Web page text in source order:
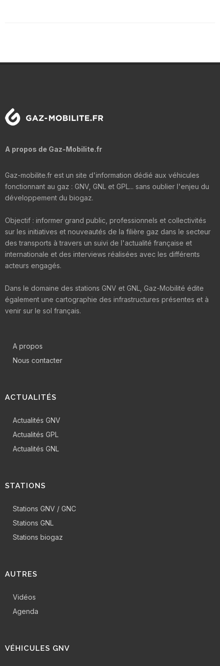
A propos de Gaz-Mobilite.fr
Gaz-mobilite.fr est un site d'information dédié aux véhicules
fonctionnant au gaz : GNV, GNL et GPL... sans oublier l'enjeu du
développement du biogaz.
Objectif : informer grand public, professionnels et collectivités
sur les initiatives et nouveautés de la filière gaz dans le secteur
des transports à travers un suivi de l'actualité française et
internationale et des interviews réalisées avec les différents
acteurs engagés.
Dans le domaine des stations GNV et GNL, Gaz-Mobilité édite
également une cartographie des infrastructures présentes et à
venir sur le sol français.
A propos
Nous contacter
ACTUALITÉS
Actualités GNV
Actualités GPL
Actualités GNL
STATIONS
Stations GNV / GNC
Stations GNL
Stations biogaz
AUTRES
Vidéos
Agenda
VÉHICULES GNV